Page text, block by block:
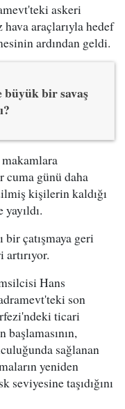
askeri
araçlarıyla hedef
ardından geldi.
büyük bir savaş
cuma günü daha
kişilerin kaldığı
bir çatışmaya geri
Hans
son
ticari
başlamasının,
sağlanan
yeniden
seviyesine taşıdığını